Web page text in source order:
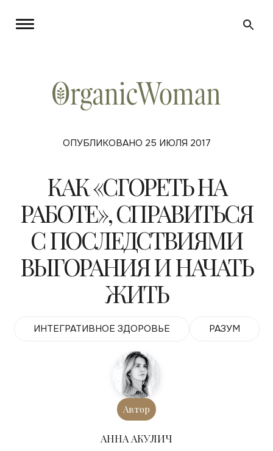
ОПУБЛИКОВАНО 25 ИЮЛЯ 2017
КАК «СГОРЕТЬ НА
РАБОТЕ», СПРАВИТЬСЯ
С ПОСЛЕДСТВИЯМИ
ВЫГОРАНИЯ И НАЧАТЬ
ЖИТЬ
ИНТЕГРАТИВНОЕ ЗДОРОВЬЕ РАЗУМ
Автор
АННА АКУЛИЧ